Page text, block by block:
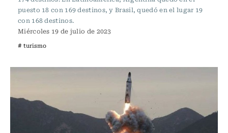
puesto 18 con 169 destinos, y Brasil, quedó en el lugar 19
con 168 destinos.
Miércoles 19 de julio de 2023
# turismo